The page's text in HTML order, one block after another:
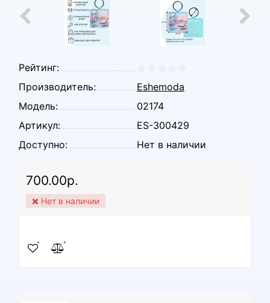
Рейтинг:
Производитель:
Eshemoda
Модель:
02174
Артикул:
ES-300429
Доступно:
Нет в наличии
700.00р.
Нет в наличии